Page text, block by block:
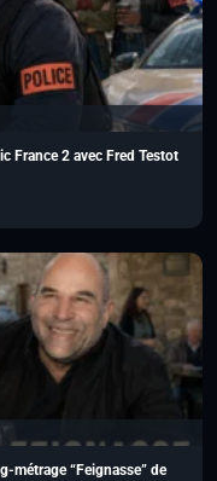
France 2 avec Fred Testot
métrage “Feignasse” de